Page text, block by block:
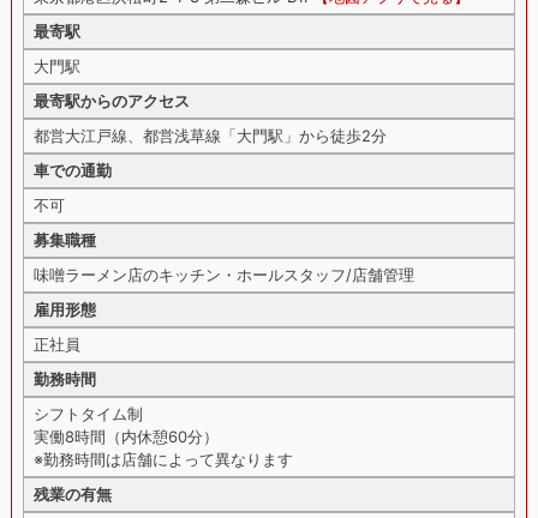
最寄駅
大門駅
最寄駅からのアクセス
都営大江戸線、都営浅草線「大門駅」から徒歩2分
車での通勤
不可
募集職種
味噌ラーメン店のキッチン・ホールスタッフ/店舗管理
雇用形態
正社員
勤務時間
シフトタイム制
実働8時間（内休憩60分）
※勤務時間は店舗によって異なります
残業の有無